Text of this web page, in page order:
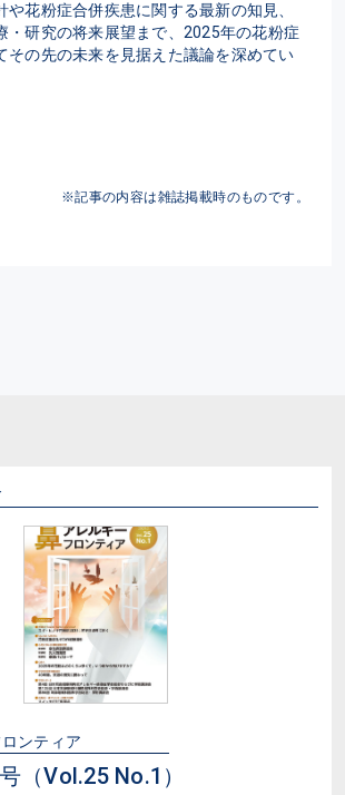
や花粉症合併疾患に関する最新の知見、
・研究の将来展望まで、2025年の花粉症
その先の未来を見据えた議論を深めてい
※記事の内容は雑誌掲載時のものです。
ンティア
（Vol.25 No.1）